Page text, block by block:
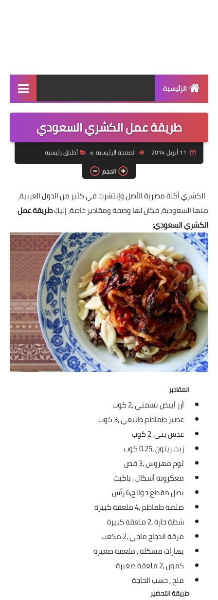
الرئيسية
الرئيسية
أطباق ووجبات
أطباق رئيسية
أطباق جانبية
مقبلات
سلطات
ساندويشات
مخبوزات
أطباق أطفال
أطباق بحرية
وصفات حصرية
الريجيم والرشاقة
حلا الأعياد
طريقة عمل الكشري السعودي
الصفحة الرئيسية
أطباق رئيسية
الحجم
الكشري أكلة مصرية الأصل وإنتشرت في كثير من الدول العربية،
منها السعودية، فكان لها وصفة ومقادير خاصة، إليكِطريقة عمل
الكشري السعودي:
المقادير
أرز أبيض بسمتي ,2 كوب
عصير طماطم طبيعي ,3 كوب
عدس بني ,2 كوب
زيت زيتون ,0.25 كوب
ثوم مهروس ,3 فص
معكرونة أشكال ,باكيت
بصل مقطع جوانح,6 رأس
صلصة طماطم ,4 ملعقة كبيرة
شطة حارة ,2 ملعقة كبيرة
مرقة الدجاج ماجي ,2 مكعب
بهارات مشكلة ,ملعقة صغيرة
كمون ,2 ملعقة صغيرة
ملح ,حسب الحاجة
طريقة التحضير